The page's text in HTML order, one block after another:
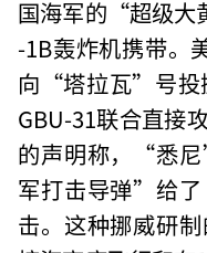
国海军的“超级大
-1B轰炸机携带。
向“塔拉瓦”号投
GBU-31联合直接
的声明称，“悉
军打击导弹”给
击。这种挪威研